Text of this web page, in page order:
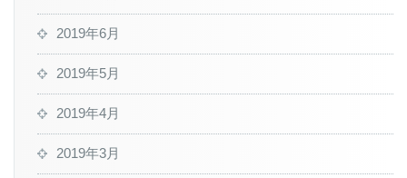
2019年6月
2019年5月
2019年4月
2019年3月